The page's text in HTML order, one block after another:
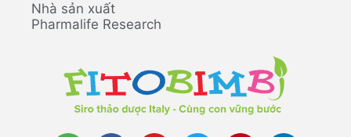
Nhà sản xuất
Pharmalife Research